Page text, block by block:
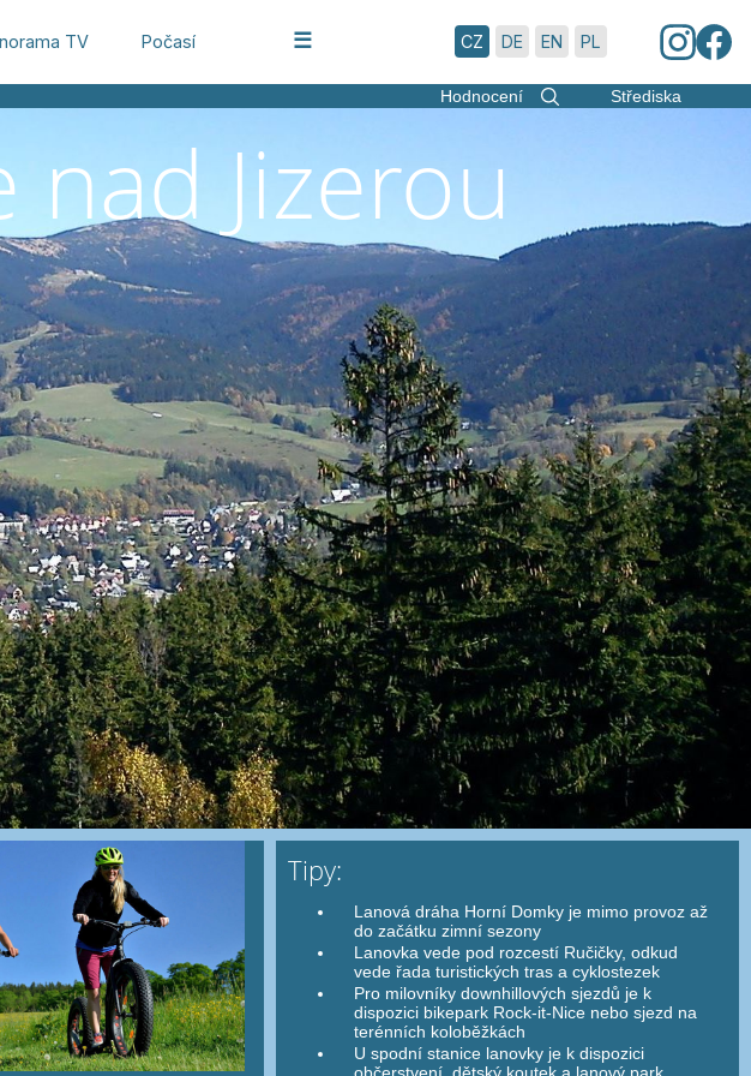
TV Počasí ☰ CZ DE EN PL
Hodnocení Střediska
nad Jizerou
Tipy:
Lanová dráha Horní Domky je mimo provoz až
do začátku zimní sezony
Lanovka vede pod rozcestí Ručičky, odkud
vede řada turistických tras a cyklostezek
Pro milovníky downhillových sjezdů je k
dispozici bikepark Rock-it-Nice nebo sjezd na
terénních koloběžkách
U spodní stanice lanovky je k dispozici